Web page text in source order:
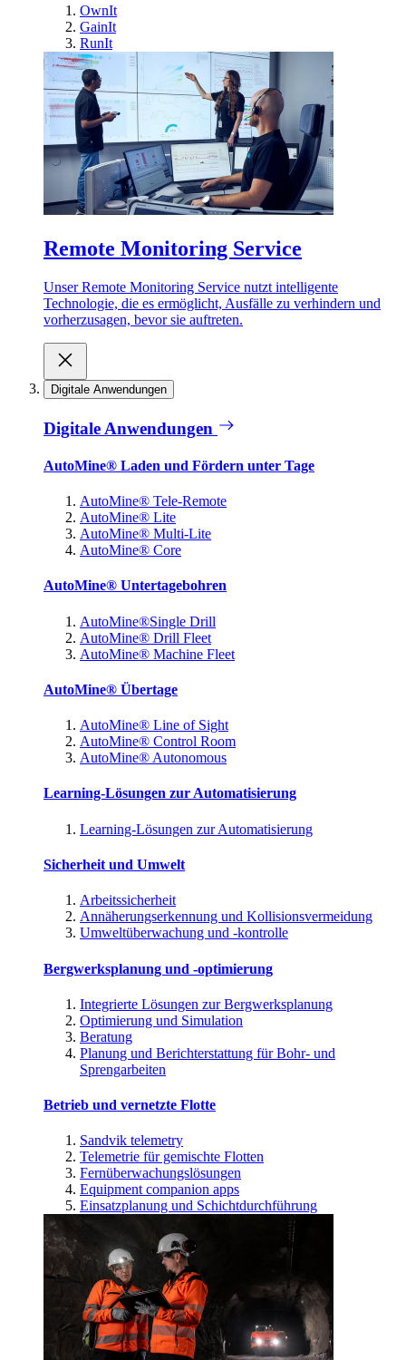
OwnIt
GainIt
RunIt
Remote Monitoring Service
Unser Remote Monitoring Service nutzt intelligente
Technologie, die es ermöglicht, Ausfälle zu verhindern und
vorherzusagen, bevor sie auftreten.
Digitale Anwendungen
Digitale Anwendungen
AutoMine® Laden und Fördern unter Tage
AutoMine® Tele-Remote
AutoMine® Lite
AutoMine® Multi-Lite
AutoMine® Core
AutoMine® Untertagebohren
AutoMine®Single Drill
AutoMine® Drill Fleet
AutoMine® Machine Fleet
AutoMine® Übertage
AutoMine® Line of Sight
AutoMine® Control Room
AutoMine® Autonomous
Learning-Lösungen zur Automatisierung
Learning-Lösungen zur Automatisierung
Sicherheit und Umwelt
Arbeitssicherheit
Annäherungserkennung und Kollisionsvermeidung
Umweltüberwachung und -kontrolle
Bergwerksplanung und -optimierung
Integrierte Lösungen zur Bergwerksplanung
Optimierung und Simulation
Beratung
Planung und Berichterstattung für Bohr- und
Sprengarbeiten
Betrieb und vernetzte Flotte
Sandvik telemetry
Telemetrie für gemischte Flotten
Fernüberwachungslösungen
Equipment companion apps
Einsatzplanung und Schichtdurchführung